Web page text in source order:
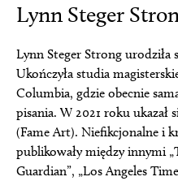
Lynn Steger
Lynn Steger Strong urodziła
Ukończyła studia
Columbia, gdzie obecnie
pisania. W 2021 roku ukazał
(Fame Art). Niefikcjonalne i
publikowały między innymi
Guardian”, „Los Angeles